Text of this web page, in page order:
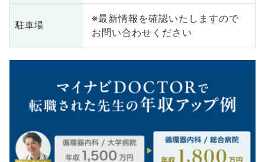
駐車場
※最新情報を確認いたしますので
お問い合わせください